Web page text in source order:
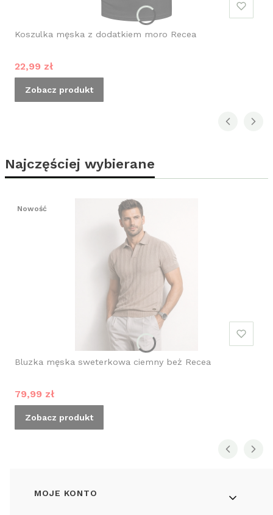
Koszulka męska z dodatkiem moro Recea
Cena promocyjna
22,99 zł
Zobacz produkt
Najczęściej wybierane
Nowość
Bluzka męska sweterkowa ciemny beż Recea
Cena promocyjna
79,99 zł
Zobacz produkt
Linki w stopce
MOJE KONTO